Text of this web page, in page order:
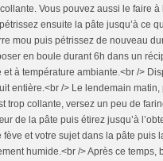
Vous pouvez aussi le faire à
ensuite la pâte jusqu’à ce
mou puis pétrissez de nouveau
en boule durant 6h dans un
à température ambiante.<br />
entière.<br /> Le lendemain
trop collante, versez un peu de
de la pâte puis étirez jusqu’à
fève et votre sujet dans la pâte puis
humide.<br /> Après ce temps,